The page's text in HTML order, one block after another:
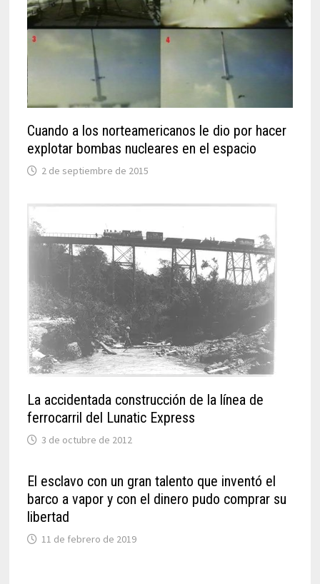
Cuando a los norteamericanos le dio por hacer
explotar bombas nucleares en el espacio
2 de septiembre de 2015
La accidentada construcción de la línea de
ferrocarril del Lunatic Express
3 de octubre de 2012
El esclavo con un gran talento que inventó el
barco a vapor y con el dinero pudo comprar su
libertad
11 de febrero de 2019